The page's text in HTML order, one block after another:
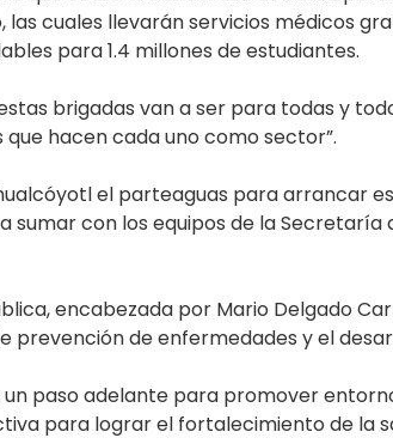
cuales llevarán servicios médicos
para 1.4 millones de estudiantes.
brigadas van a ser para todas y
hacen cada uno como sector”.
el parteaguas para arrancar
con los equipos de la Secretaría
encabezada por Mario Delgado
prevención de enfermedades y el
un paso adelante para promover
para lograr el fortalecimiento de la